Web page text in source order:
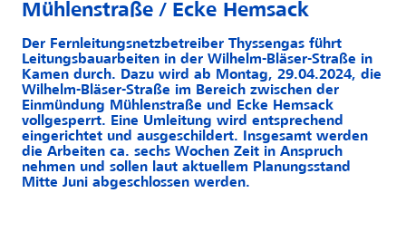
Mühlenstraße / Ecke Hemsack
Der Fernleitungsnetzbetreiber Thyssengas führt
Leitungsbauarbeiten in der Wilhelm-Bläser-Straße in
Kamen durch. Dazu wird ab Montag, 29.04.2024, die
Wilhelm-Bläser-Straße im Bereich zwischen der
Einmündung Mühlenstraße und Ecke Hemsack
vollgesperrt. Eine Umleitung wird entsprechend
eingerichtet und ausgeschildert. Insgesamt werden
die Arbeiten ca. sechs Wochen Zeit in Anspruch
nehmen und sollen laut aktuellem Planungsstand
Mitte Juni abgeschlossen werden.